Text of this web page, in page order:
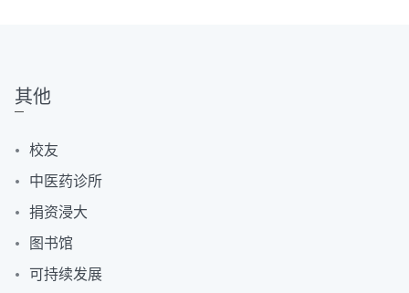
其他
校友
中医药诊所
捐资浸大
图书馆
可持续发展